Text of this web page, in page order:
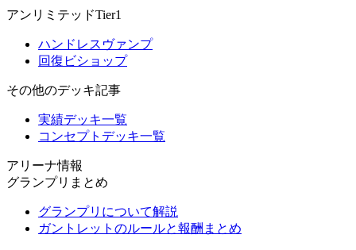
アンリミテッドTier1
ハンドレスヴァンプ
回復ビショップ
その他のデッキ記事
実績デッキ一覧
コンセプトデッキ一覧
アリーナ情報
グランプリまとめ
グランプリについて解説
ガントレットのルールと報酬まとめ